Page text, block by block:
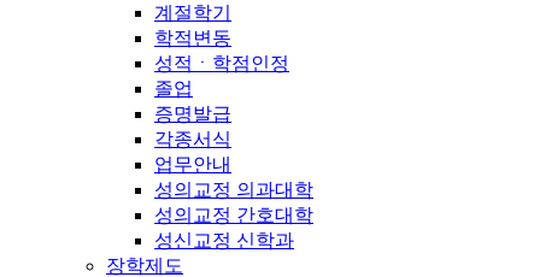
계절학기
학적변동
성적ㆍ학점인정
졸업
증명발급
각종서식
업무안내
성의교정 의과대학
성의교정 간호대학
성신교정 신학과
장학제도